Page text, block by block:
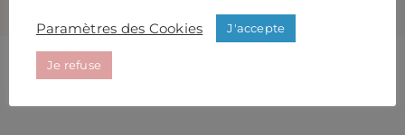
Paramètres des Cookies J'accepte
Je refuse